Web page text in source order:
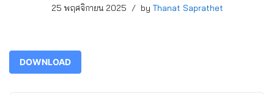
25 พฤศจิกายน 2025 by Thanat Saprathet
DOWNLOAD